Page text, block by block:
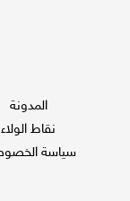
المدونة
نقاط الولاء
سياسة